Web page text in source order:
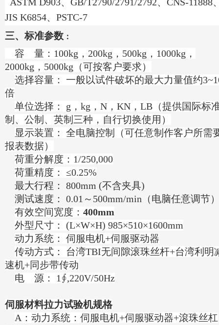
JIS K6854、PSTC-7
三、 标准参数 ：
容 量：100kg，200kg，500kg，1000kg，
2000kg，5000kg（可按客户要求）
选择容量： 一般以试件破坏的最大力量值约
倍
单位选择： g，kg，N，KN，LB（提供国际标
制、公制、英制三种，自行切换使用）
显示装置： 全电脑控制（可任意制作客户所需
报表数据）
荷重分解度：1/250,000
荷重精度： ≤0.25%
最大行程： 800mm (不含夹具)
测试速度： 0.01～500mm/min（电脑任意调节
有效空间宽度： 400mm
外型尺寸： (L×W×H) 985×510×1600mm
动力系统： 伺服电机+伺服驱动器
传动方式： 台湾TBI无间隙滚珠丝杆+台湾利明
速机+同步带传动
电 源： 1∮,220V/50Hz
伺服材料拉力试验机规格
A：动力系统：伺服电机+伺服驱动器+滾珠丝杠